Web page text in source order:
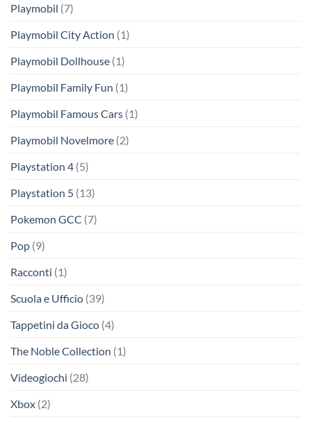
Playmobil (7)
Playmobil City Action (1)
Playmobil Dollhouse (1)
Playmobil Family Fun (1)
Playmobil Famous Cars (1)
Playmobil Novelmore (2)
Playstation 4 (5)
Playstation 5 (13)
Pokemon GCC (7)
Pop (9)
Racconti (1)
Scuola e Ufficio (39)
Tappetini da Gioco (4)
The Noble Collection (1)
Videogiochi (28)
Xbox (2)